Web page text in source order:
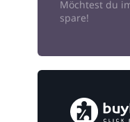
Möchtest du
spare!